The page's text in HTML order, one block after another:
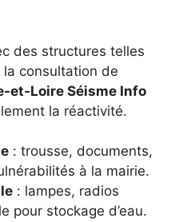
des structures telles
la consultation de
et-Loire Séisme Info
la réactivité.
: trousse, documents,
à la mairie.
: lampes, radios
pour stockage d’eau.